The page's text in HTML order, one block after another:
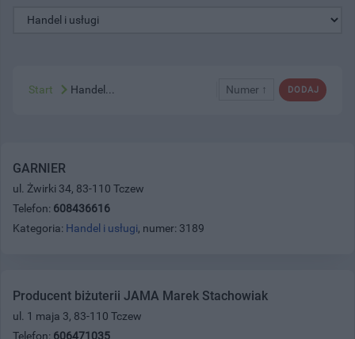
DODAJ
Numer ↑
Start Handel...
GARNIER
ul. Żwirki 34, 83-110 Tczew
Telefon: 608436616
Kategoria: Handel i usługi, numer: 3189
Producent biżuterii JAMA Marek Stachowiak
ul. 1 maja 3, 83-110 Tczew
Telefon: 606471035